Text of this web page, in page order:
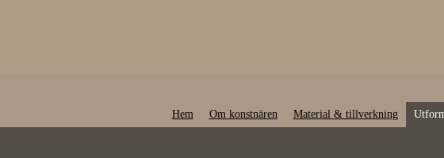
Hem Om konstnären Material & tillverkning